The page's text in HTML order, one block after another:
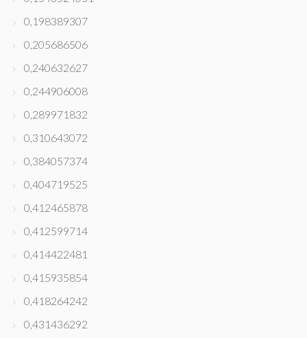
0,198389307
0,205686506
0,240632627
0,244906008
0,289971832
0,310643072
0,384057374
0,404719525
0,412465878
0,412599714
0,414422481
0,415935854
0,418264242
0,431436292